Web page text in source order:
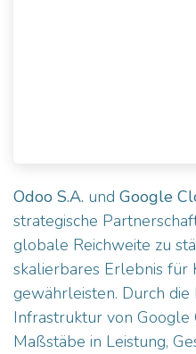
Odoo S.A. und Google
strategische
globale Reichweite zu
skalierbares Erlebnis für
gewährleisten. Durch
Infrastruktur von Google
Maßstäbe in Leistung,